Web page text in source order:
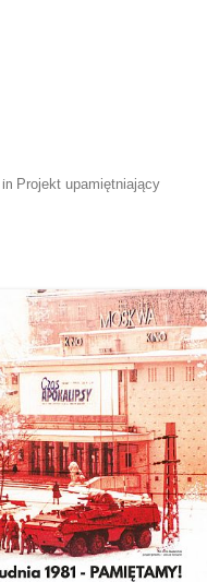
in Projekt upamiętniający